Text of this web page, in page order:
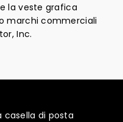
la veste grafica
marchi commerciali
Inc.
di posta